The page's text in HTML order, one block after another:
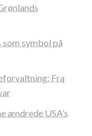
symbol på
Fra
ændrede USA’s